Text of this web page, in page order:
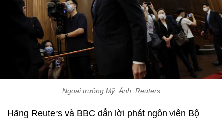
Ngoại trưởng Mỹ. Ảnh: Reuters
Hãng Reuters và BBC dẫn lời phát ngôn viên Bộ